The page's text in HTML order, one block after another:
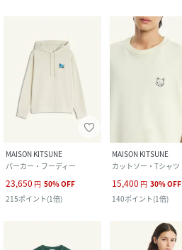
MAISON KITSUNE
パーカー・フーディー
23,650 円 50%OFF
215ポイント(1倍)
MAISON KITSUNE
カットソー・Tシャツ
15,400 円 30%OFF
140ポイント(1倍)